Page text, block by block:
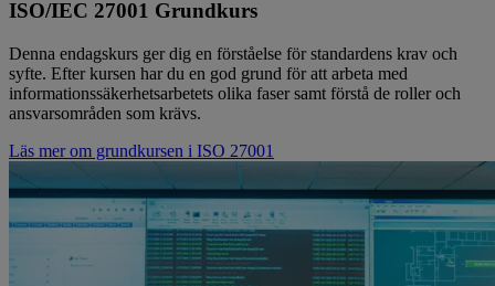
ISO/IEC 27001 Grundkurs
Denna endagskurs ger dig en förståelse för standardens krav och
syfte. Efter kursen har du en god grund för att arbeta med
informationssäkerhetsarbetets olika faser samt förstå de roller och
ansvarsområden som krävs.
Läs mer om grundkursen i ISO 27001